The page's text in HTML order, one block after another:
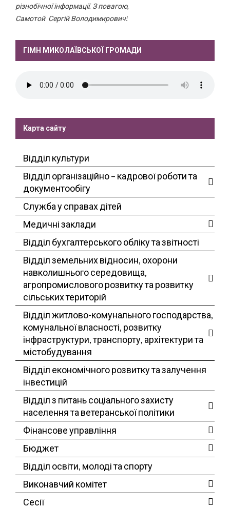
різнобічної інформації. З повагою,
Самотой Сергій Володимирович!
ГІМН МИКОЛАЇВСЬКОЇ ГРОМАДИ
Карта сайту
Відділ культури
Відділ організаційно – кадрової роботи та
документообігу
Служба у справах дітей
Медичні заклади
Відділ бухгалтерського обліку та звітності
Відділ земельних відносин, охорони
навколишнього середовища,
агропромислового розвитку та розвитку
сільських територій
Відділ житлово-комунального господарства,
комунальної власності, розвитку
інфраструктури, транспорту, архітектури та
містобудування
Відділ економічного розвитку та залучення
інвестицій
Відділ з питань соціального захисту
населення та ветеранської політики
Фінансове управління
Бюджет
Відділ освіти, молоді та спорту
Виконавчий комітет
Сесії